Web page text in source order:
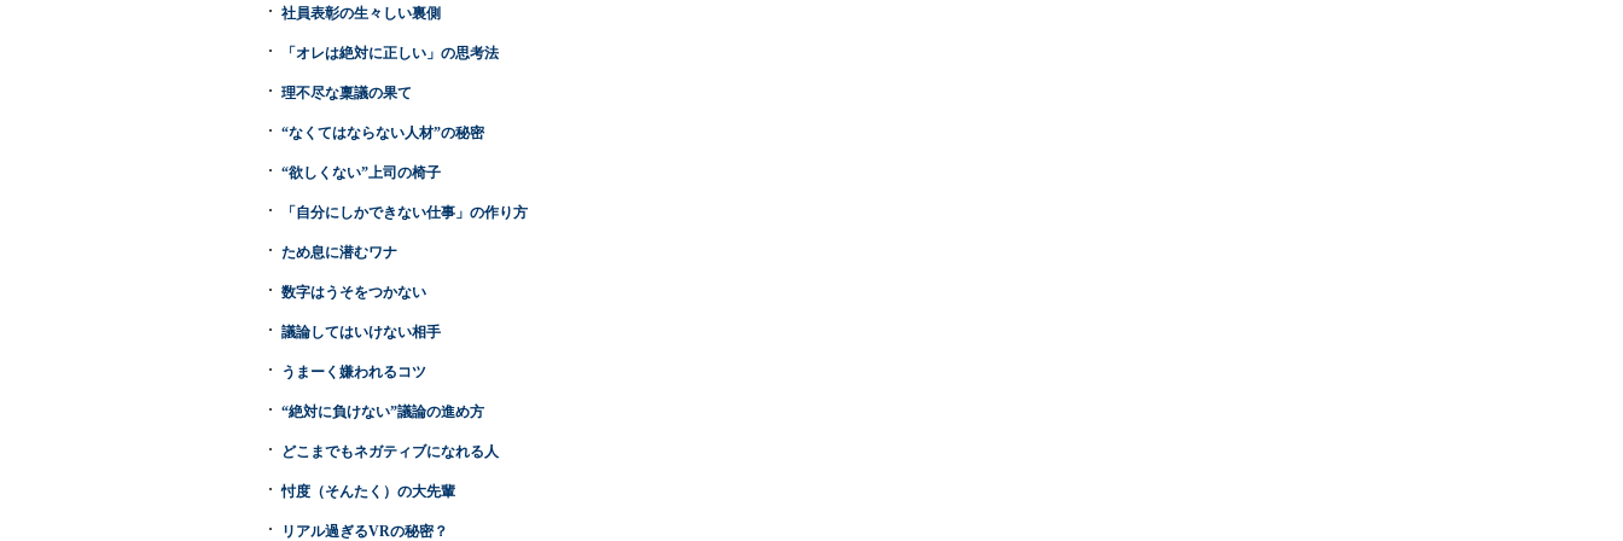
社員表彰の生々しい裏側
「オレは絶対に正しい」の思考法
理不尽な稟議の果て
“なくてはならない人材”の秘密
“欲しくない”上司の椅子
「自分にしかできない仕事」の作り方
ため息に潜むワナ
数字はうそをつかない
議論してはいけない相手
うまーく嫌われるコツ
“絶対に負けない”議論の進め方
どこまでもネガティブになれる人
忖度（そんたく）の大先輩
リアル過ぎるVRの秘密？